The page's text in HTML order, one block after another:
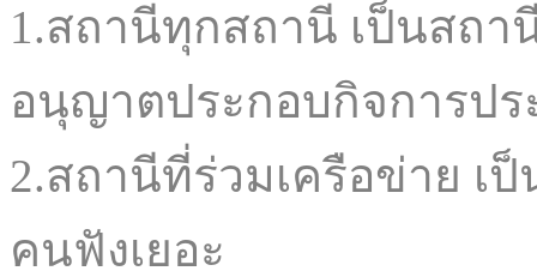
1.สถานีทุกสถานี เป็นสถา
อนุญาตประกอบกิจการป
2.สถานีที่ร่วมเครือข่าย
คนฟังเยอะ